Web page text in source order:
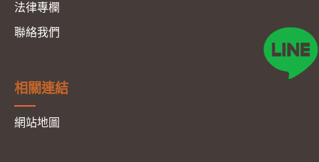
法律專欄
聯絡我們
相關連結
網站地圖